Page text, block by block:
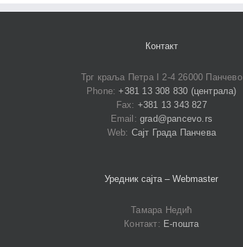
Контакт
Трг краља Петра I 2-4 26000 Панчево
Phone:+381 13 308 830 (централа)
Fax: +381 13 343 827
Email:grad@pancevo.rs
Web: Сајт Града Панчева
Уредник сајта – Webmaster
Тамара Недић
Контакт: Е-пошта